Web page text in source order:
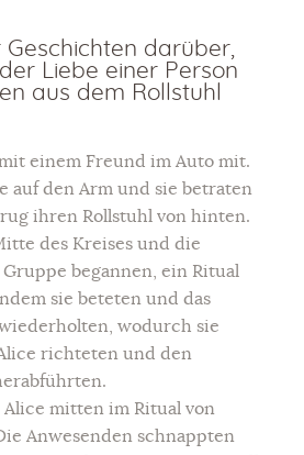
Geschichten darüber,
Liebe einer Person
aus dem Rollstuhl
einem Freund im Auto mit.
auf den Arm und sie betraten
ihren Rollstuhl von hinten.
des Kreises und die
begannen, ein Ritual
sie beteten und das
wodurch sie
richteten und den
mitten im Ritual von
Anwesenden schnappten